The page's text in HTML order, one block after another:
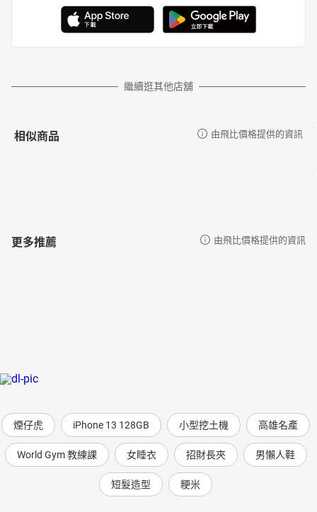
繼續逛其他店舖
相似商品 由飛比價格提供的資訊
更多推薦 由飛比價格提供的資訊
煙仔虎 iPhone 13 128GB 小型挖土機 高雄名產
World Gym 教練課 女睡衣 招財長夾 男懶人鞋
短髮造型 粳米